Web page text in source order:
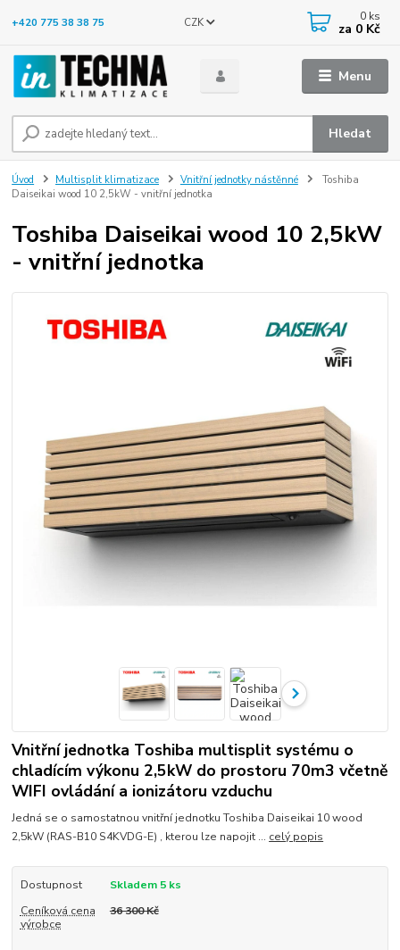
Menu
CZK
Hledat
+420 775 38 38 75 0 ks
za 0 Kč
Úvod Multisplit klimatizace Vnitřní jednotky nástěnné
Toshiba
Daiseikai wood 10 2,5kW - vnitřní jednotka
Toshiba Daiseikai wood 10 2,5kW
- vnitřní jednotka
Vnitřní jednotka Toshiba multisplit systému o
chladícím výkonu 2,5kW do prostoru 70m3 včetně
WIFI ovládání a ionizátoru vzduchu
Jedná se o samostatnou vnitřní jednotku Toshiba Daiseikai 10 wood
2,5kW (RAS-B10 S4KVDG-E) , kterou lze napojit ... celý popis
Dostupnost
Skladem 5 ks
Ceníková cena
výrobce
36 300 Kč